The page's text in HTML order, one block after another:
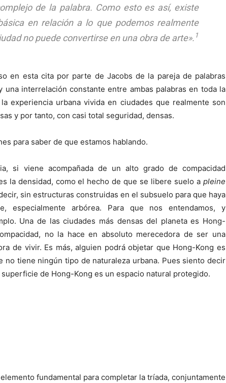
de la palabra. Como esto es así, existe
en relación a lo que podemos realmente
no puede convertirse en una obra de arte». 1
en esta cita por parte de Jacobs de la pareja de palabras
una interrelación constante entre ambas palabras en toda la
experiencia urbana vivida en ciudades que realmente son
y por tanto, con casi total seguridad, densas.
para saber de que estamos hablando.
si viene acompañada de un alto grado de compacidad
la densidad, como el hecho de que se libere suelo a pleine
sin estructuras construidas en el subsuelo para que haya
especialmente arbórea. Para que nos entendamos, y
Una de las ciudades más densas del planeta es Hong-
no la hace en absoluto merecedora de ser una
de vivir. Es más, alguien podrá objetar que Hong-Kong es
no tiene ningún tipo de naturaleza urbana. Pues siento decir
de Hong-Kong es un espacio natural protegido.
fundamental para completar la tríada, conjuntamente